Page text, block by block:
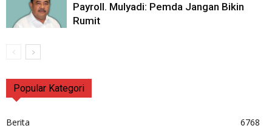
Payroll. Mulyadi: Pemda Jangan Bikin
Rumit
Popular Kategori
Berita
6768